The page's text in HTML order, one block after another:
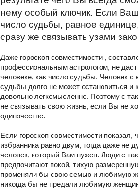
нему особый ключик. Если
число судьбы, равное
сразу же связывать узами
Даже гороскоп совместимости ,
профессиональным астрологом, не
человеке, как число судьбы. Человек
судьбы долго не может остановиться и
довольно легкомысленно. Поэтому с
не связывать свою жизнь, если Вы не
одиночестве.
Если гороскоп совместимости
избранника равно двум, тогда даже не
человек, который Вам нужен. Люди с
предпочитают покой, тихую
променяли бы свою семью и любимую
никогда бы не предали любимую